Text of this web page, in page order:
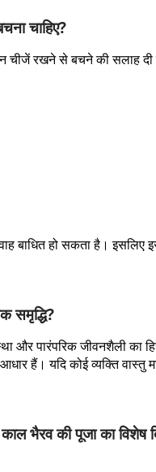
चाहिए?
चीजें रखने से बचने की सलाह दी
बाधित हो सकता है।
समृद्धि?
और पारंपरिक जीवनशैली का
हैं। यदि कोई व्यक्ति वास्तु
भैरव की पूजा का विशेष